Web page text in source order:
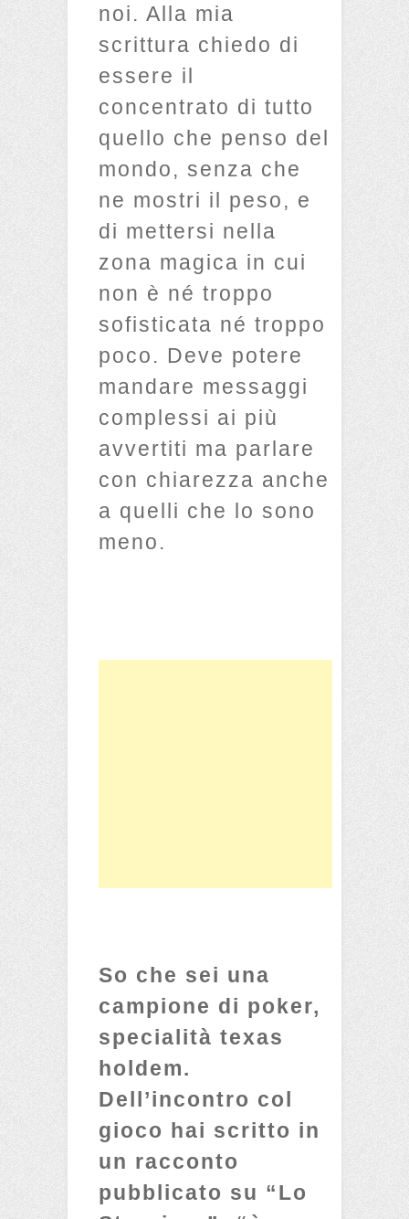
noi. Alla mia
scrittura chiedo di
essere il
concentrato di tutto
quello che penso del
mondo, senza che
ne mostri il peso, e
di mettersi nella
zona magica in cui
non è né troppo
sofisticata né troppo
poco. Deve potere
mandare messaggi
complessi ai più
avvertiti ma parlare
con chiarezza anche
a quelli che lo sono
meno.
So che sei una
campione di poker,
specialità texas
holdem.
Dell’incontro col
gioco hai scritto in
un racconto
pubblicato su “Lo